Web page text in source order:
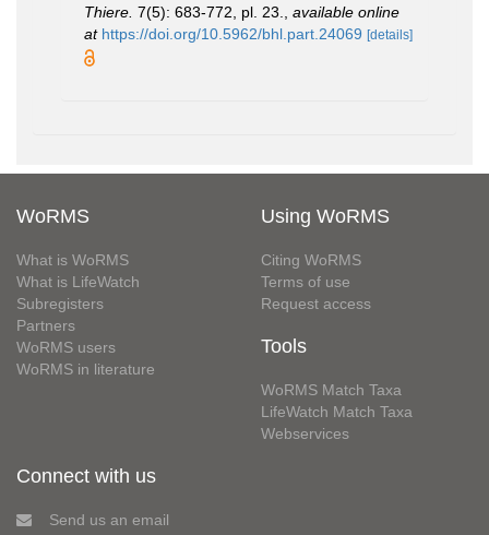
Thiere. 7(5): 683-772, pl. 23.
available online
at https://doi.org/10.5962/bhl.part.24069 [details]
WoRMS
What is WoRMS
What is LifeWatch
Subregisters
Partners
WoRMS users
WoRMS in literature
Using WoRMS
Citing WoRMS
Terms of use
Request access
Tools
WoRMS Match Taxa
LifeWatch Match Taxa
Webservices
Connect with us
Send us an email